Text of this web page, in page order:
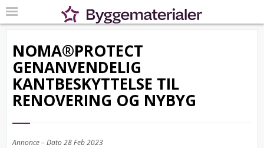
NOMA®PROTECT
GENANVENDELIG
KANTBESKYTTELSE TIL
RENOVERING OG NYBYG
Annonce – Dato28 Feb 2023